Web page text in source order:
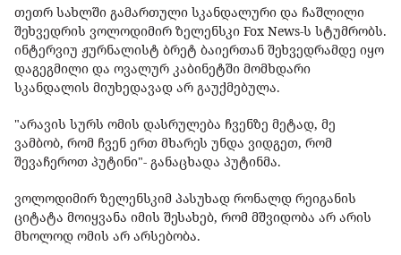
თეთრ სახლში გამართული სკანდალური და ჩაშლილი
შეხვედრის ვოლოდიმირ ზელენსკი Fox News-ს სტუმრობს.
ინტერვიუ ჟურნალისტ ბრეტ ბაიერთან შეხვედრამდე იყო
დაგეგმილი და ოვალურ კაბინეტში მომხდარი
სკანდალის მიუხედავად არ გაუქმებულა.
"არავის სურს ომის დასრულება ჩვენზე მეტად, მე
ვამბობ, რომ ჩვენ ერთ მხარეს უნდა ვიდგეთ, რომ
შევაჩეროთ პუტინი"- განაცხადა პუტინმა.
ვოლოდიმირ ზელენსკიმ პასუხად რონალდ რეიგანის
ციტატა მოიყვანა იმის შესახებ, რომ მშვიდობა არ არის
მხოლოდ ომის არ არსებობა.